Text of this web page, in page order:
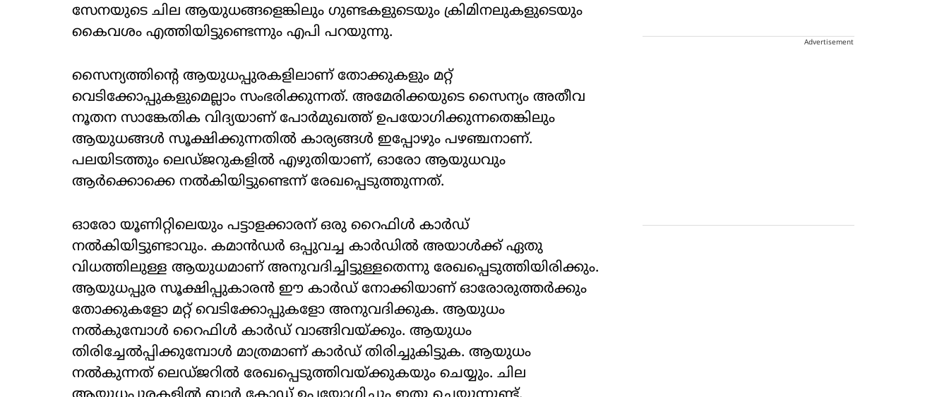
സേനയുടെ ചില ആയുധങ്ങളെങ്കിലും ഗുണ്ടകളുടെയും ക്രിമിനലുകളുടെയും
കൈവശം എത്തിയിട്ടുണ്ടെന്നും എപി പറയുന്നു.
സൈന്യത്തിന്റെ ആയുധപ്പുരകളിലാണ് തോക്കുകളും മറ്റ്
വെടിക്കോപ്പുകളുമെല്ലാം സംഭരിക്കുന്നത്. അമേരിക്കയുടെ സൈന്യം അതീവ
നൂതന സാങ്കേതിക വിദ്യയാണ് പോര്‍മുഖത്ത് ഉപയോഗിക്കുന്നതെങ്കിലും
ആയുധങ്ങള്‍ സൂക്ഷിക്കുന്നതില്‍ കാര്യങ്ങള്‍ ഇപ്പോഴും പഴഞ്ചനാണ്.
പലയിടത്തും ലെഡ്ജറുകളില്‍ എഴുതിയാണ്, ഓരോ ആയുധവും
ആര്‍ക്കൊക്കെ നല്‍കിയിട്ടുണ്ടെന്ന് രേഖപ്പെടുത്തുന്നത്.
ഓരോ യൂണിറ്റിലെയും പട്ടാളക്കാരന് ഒരു റൈഫിള്‍ കാര്‍ഡ്
നല്‍കിയിട്ടുണ്ടാവും. കമാന്‍ഡര്‍ ഒപ്പുവച്ച കാര്‍ഡില്‍ അയാള്‍ക്ക് ഏതു
വിധത്തിലുള്ള ആയുധമാണ് അനുവദിച്ചിട്ടുള്ളതെന്നു രേഖപ്പെടുത്തിയിരിക്കും.
ആയുധപ്പുര സൂക്ഷിപ്പുകാരന്‍ ഈ കാര്‍ഡ് നോക്കിയാണ് ഓരോരുത്തര്‍ക്കും
തോക്കുകളോ മറ്റ് വെടിക്കോപ്പുകളോ അനുവദിക്കുക. ആയുധം
നല്‍കുമ്പോള്‍ റൈഫിള്‍ കാര്‍ഡ് വാങ്ങിവയ്ക്കും. ആയുധം
തിരിച്ചേല്‍പ്പിക്കുമ്പോള്‍ മാത്രമാണ് കാര്‍ഡ് തിരിച്ചുകിട്ടുക. ആയുധം
നല്‍കുന്നത് ലെഡ്ജറില്‍ രേഖപ്പെടുത്തിവയ്ക്കുകയും ചെയ്യും. ചില
Advertisement